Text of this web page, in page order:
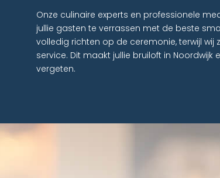
Onze culinaire experts en professionele
jullie gasten te verrassen met de beste
volledig richten op de ceremonie, terwijl wij
service. Dit maakt jullie bruiloft in
vergeten.